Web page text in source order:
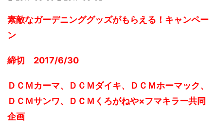
素敵なガーデニンググッズがもらえる！キャンペー
ン
締切 2017/6/30
ＤＣＭカーマ、ＤＣＭダイキ、ＤＣＭホーマック、
ＤＣＭサンワ、ＤＣＭくろがねや×フマキラー共同
企画